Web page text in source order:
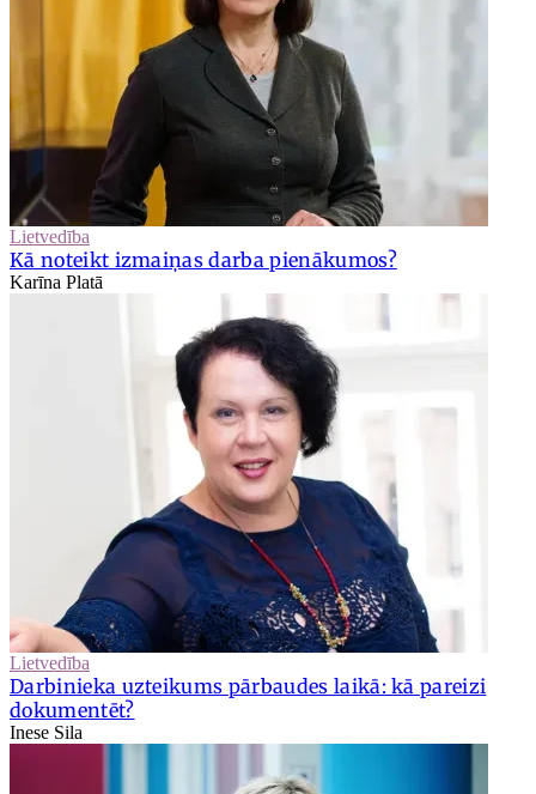
Lietvedība
Kā noteikt izmaiņas darba pienākumos?
Karīna Platā
Lietvedība
Darbinieka uzteikums pārbaudes laikā: kā pareizi
dokumentēt?
Inese Sila